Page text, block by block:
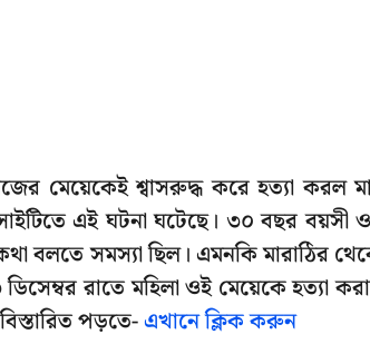
মেয়েকেই শ্বাসরুদ্ধ করে হত্যা করল
এই ঘটনা ঘটেছে। ৩০ বছর বয়সী
বলতে সমস্যা ছিল। এমনকি মারাঠির
রাতে মহিলা ওই মেয়েকে হত্যা
পড়তে-এখানে ক্লিক করুন